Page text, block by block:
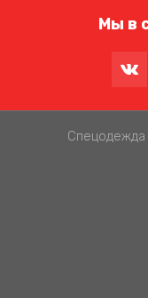
Мы в
Спецодежда